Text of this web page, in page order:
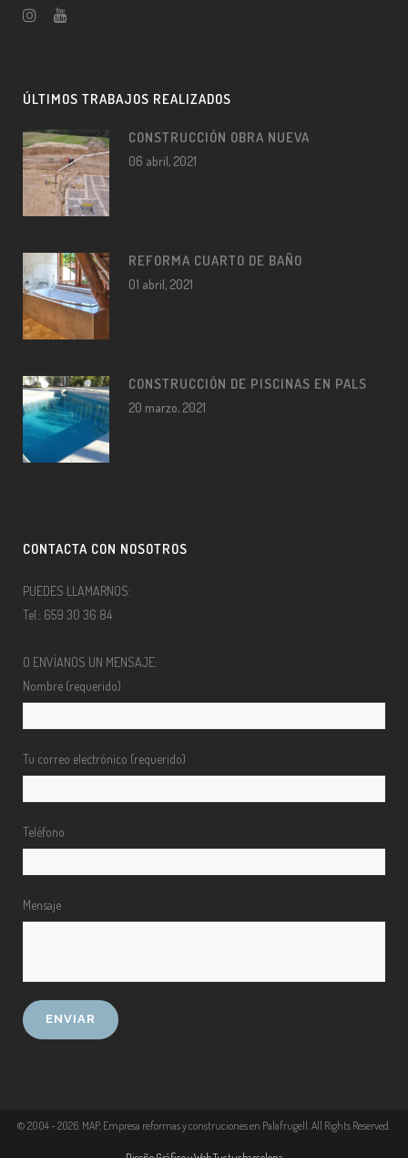
ÚLTIMOS TRABAJOS REALIZADOS
CONSTRUCCIÓN OBRA NUEVA
06 abril, 2021
REFORMA CUARTO DE BAÑO
01 abril, 2021
CONSTRUCCIÓN DE PISCINAS EN PALS
20 marzo, 2021
CONTACTA CON NOSOTROS
PUEDES LLAMARNOS:
Tel.: 659 30 36 84
O ENVÍANOS UN MENSAJE:
Nombre (requerido)
Tu correo electrónico (requerido)
Teléfono
Mensaje
© 2004 - 2026 . MAP, Empresa reformas y construciones en Palafrugell. All Rights Reserved.